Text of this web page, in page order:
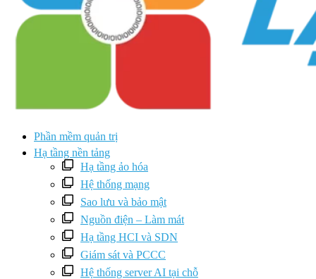
Phần mềm quản trị
Hạ tầng nền tảng
Hạ tầng ảo hóa
Hệ thống mạng
Sao lưu và bảo mật
Nguồn điện – Làm mát
Hạ tầng HCI và SDN
Giám sát và PCCC
Hệ thống server AI tại chỗ